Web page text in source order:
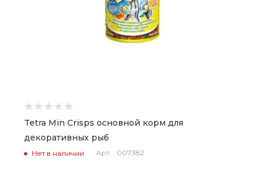
Tetra Min Crisps основной корм для
декоративных рыб
Нет в наличии Арт. : 007382